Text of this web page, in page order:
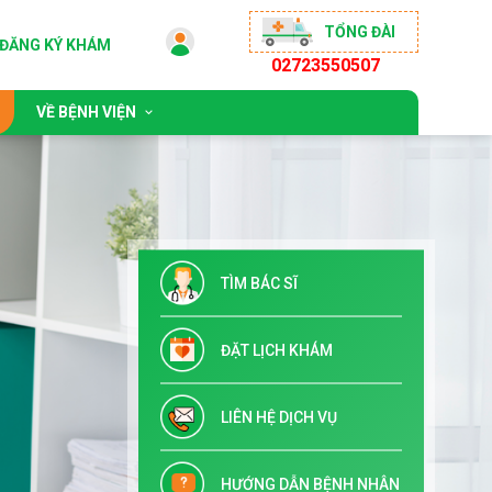
ĐĂNG KÝ KHÁM
TỔNG ĐÀI
02723550507
VỀ BỆNH VIỆN
Đội ngũ bác sĩ
Chỉ đạo tuyến & Đào tạo
Danh mục dịch vụ kỹ thuật
Tuyển dụng
TÌM BÁC SĨ
ĐẶT LỊCH KHÁM
LIÊN HỆ DỊCH VỤ
HƯỚNG DẪN BỆNH NHÂN